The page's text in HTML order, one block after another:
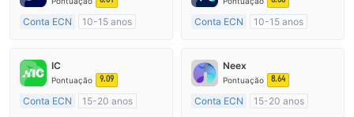
Conta ECN
10-15 anos
Market Marketing (MM)
Etiqueta principal MT4
Conta ECN
10-15 anos
Market Marketing (MM)
Etiqueta principal MT4
IC
Pontuação 9.09
Conta ECN
15-20 anos
Neex
Pontuação 8.64
Conta ECN
15-20 anos